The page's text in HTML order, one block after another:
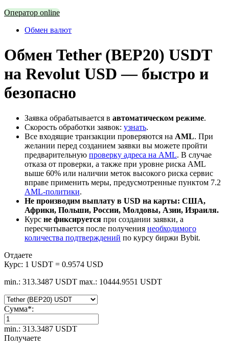
Оператор online
Обмен валют
Обмен Tether (BEP20) USDT
на Revolut USD — быстро и
безопасно
Заявка обрабатывается в автоматическом режиме.
Скорость обработки заявок: узнать.
Все входящие транзакции проверяются на AML. При
желании перед созданием заявки вы можете пройти
предварительную проверку адреса на AML. В случае
отказа от проверки, а также при уровне риска AML
выше 60% или наличии меток высокого риска сервис
вправе применить меры, предусмотренные пунктом 7.2
AML-политики.
Не производим выплату в USD на карты: США,
Африки, Польши, России, Молдовы, Азии, Израиля.
Курс не фиксируется при создании заявки, а
пересчитывается после получения необходимого
количества подтверждений по курсу биржи Bybit.
Отдаете
Курс: 1 USDT = 0.9574 USD
min.: 313.3487 USDT max.: 10444.9551 USDT
Сумма*:
min.: 313.3487 USDT
Получаете